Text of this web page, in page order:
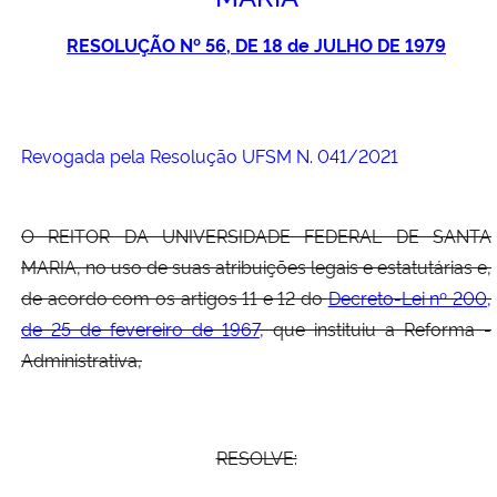
Ministério do Desenvolvimento Regional
RESOLUÇÃO Nº 56, DE 18 de JULHO DE 1979
Revogada pela Resolução UFSM N. 041/2021
O REITOR DA UNIVERSIDADE FEDERAL DE SANTA
MARIA, no uso de suas atribuições legais e estatutárias e,
de acordo com os artigos 11 e 12 doDecreto-Lei nº 200,
de 25 de fevereiro de 1967, que instituiu a Reforma -
Administrativa,
RESOLVE: